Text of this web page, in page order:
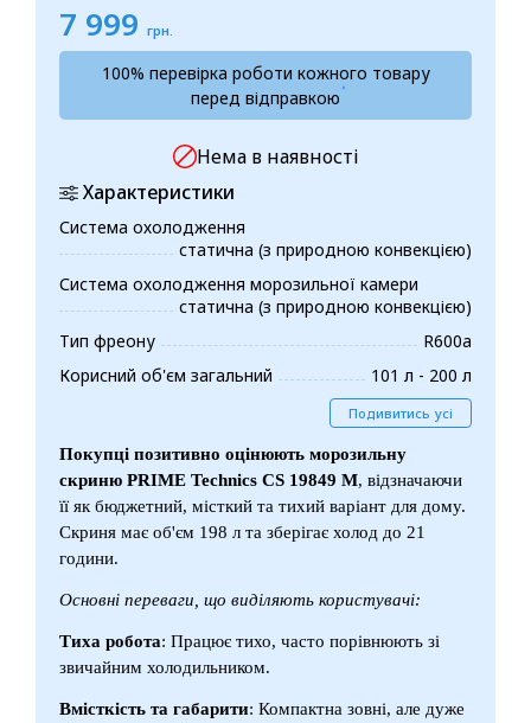
7 999 грн.
100% перевірка роботи кожного товару
перед відправкою
Нема в наявності
Характеристики
Система охолодження
статична (з природною конвекцією)
Система охолодження морозильної камери
статична (з природною конвекцією)
Тип фреону
R600a
Корисний об'єм загальний
101 л - 200 л
Подивитись усі
Покупці позитивно оцінюють морозильну
скриню PRIME Technics CS 19849 M, відзначаючи
її як бюджетний, місткий та тихий варіант для дому.
Скриня має об'єм 198 л та зберігає холод до 21
години.
Основні переваги, що виділяють користувачі:
Тиха робота: Працює тихо, часто порівнюють зі
звичайним холодильником.
Вмісткість та габарити: Компактна зовні, але дуже